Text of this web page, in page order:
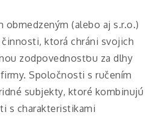
obmedzeným (alebo aj s.r.o.)
ktorá chráni svojich
zodpovednosťou za dlhy
Spoločnosti s ručením
subjekty, ktoré kombinujú
s charakteristikami